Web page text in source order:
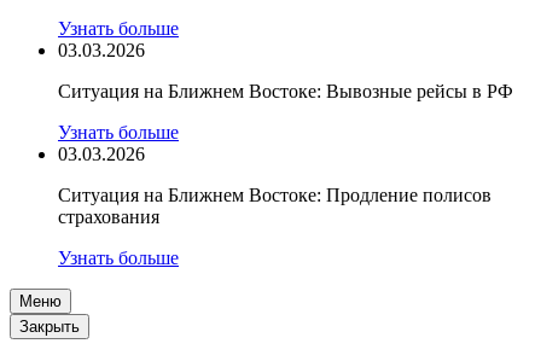
Узнать больше
03.03.2026
Ситуация на Ближнем Востоке: Вывозные рейсы в РФ
Узнать больше
03.03.2026
Ситуация на Ближнем Востоке: Продление полисов
страхования
Узнать больше
Меню
Закрыть